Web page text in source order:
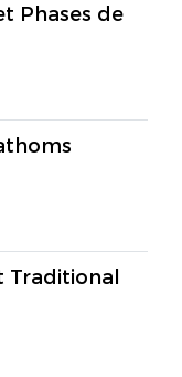
Phases de
Traditional